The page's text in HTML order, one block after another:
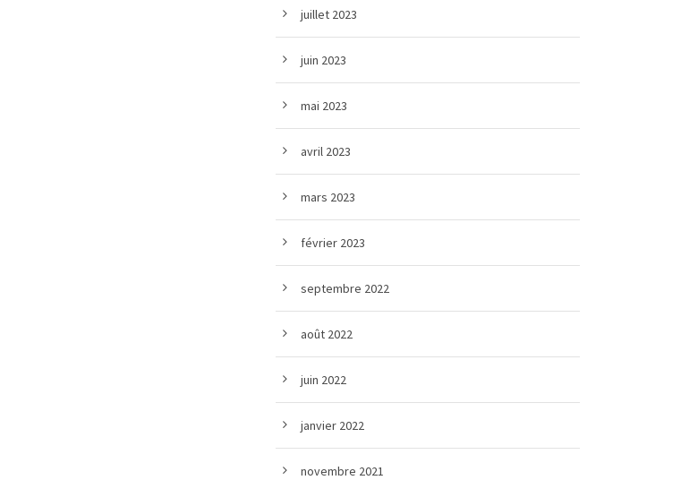
juillet 2023
juin 2023
mai 2023
avril 2023
mars 2023
février 2023
septembre 2022
août 2022
juin 2022
janvier 2022
novembre 2021